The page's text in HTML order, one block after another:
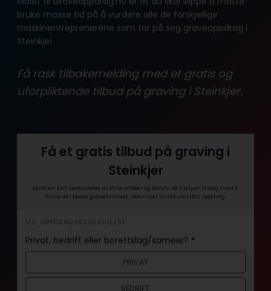
bruke masse tid på å vurdere alle de forskjellige
maskinentreprenørene som tar på seg graveoppdrag i
Steinkjer.
Få rask tilbakemelding med et gratis og
uforpliktende tilbud på graving i Steinkjer.
Få et gratis tilbud på graving i
Steinkjer
Send en kort beskrivelse av dine ønsker og behov, så hjelper vi deg med å
finne det beste gravefirmaet i Steinkjer til akkurat ditt oppdrag.
i
n
n
o
1/2: OPPDRAGSBESKRIVELSE
Privat, bedrift eller borettslag/sameie? *
PRIVAT
BEDRIFT